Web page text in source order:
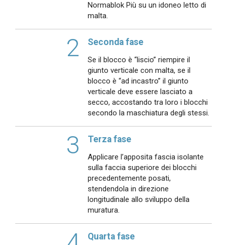
Normablok Più su un idoneo letto di
malta.
2 Seconda fase
Se il blocco è “liscio” riempire il
giunto verticale con malta, se il
blocco è “ad incastro” il giunto
verticale deve essere lasciato a
secco, accostando tra loro i blocchi
secondo la maschiatura degli stessi.
3 Terza fase
Applicare l’apposita fascia isolante
sulla faccia superiore dei blocchi
precedentemente posati,
stendendola in direzione
longitudinale allo sviluppo della
muratura.
Quarta fase